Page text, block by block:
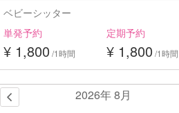
ベビーシッター
単発予約
¥ 1,800 /1時間
定期予約
¥ 1,800 /1時間
2026年 8月